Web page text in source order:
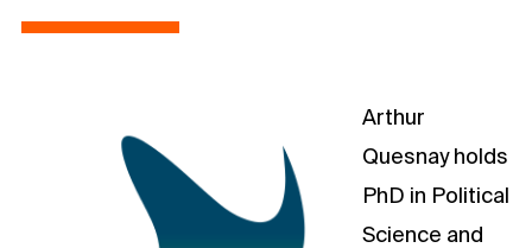
Arthur
Quesnay holds
PhD in Political
Science and